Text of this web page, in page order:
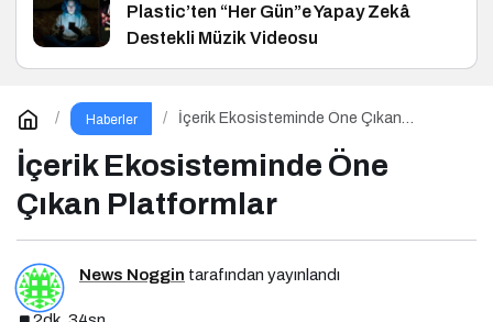
Plastic’ten “Her Gün”e Yapay Zekâ
Destekli Müzik Videosu
Haberler
İçerik Ekosisteminde Öne Çıkan
İçerik Ekosisteminde Öne
Çıkan Platformlar
News Noggin tarafından yayınlandı